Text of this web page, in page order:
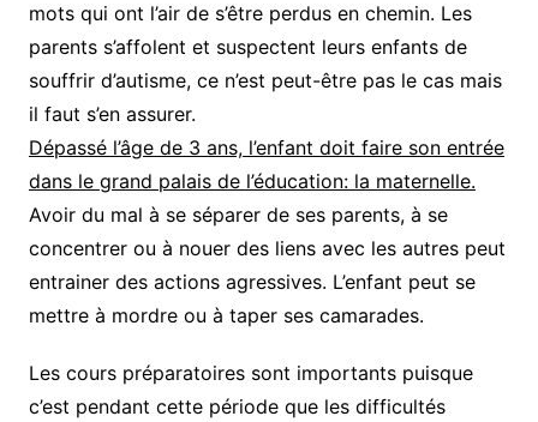
mots qui ont l’air de s’être perdus en chemin. Les
parents s’affolent et suspectent leurs enfants de
souffrir d’autisme, ce n’est peut-être pas le cas mais
il faut s’en assurer.
Dépassé l’âge de 3 ans, l’enfant doit faire son entrée
dans le grand palais de l’éducation: la maternelle.
Avoir du mal à se séparer de ses parents, à se
concentrer ou à nouer des liens avec les autres peut
entrainer des actions agressives. L’enfant peut se
mettre à mordre ou à taper ses camarades.
Les cours préparatoires sont importants puisque
c’est pendant cette période que les difficultés